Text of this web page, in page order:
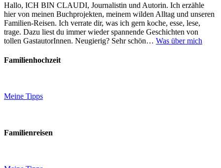
Hallo, ICH BIN CLAUDI, Journalistin und Autorin. Ich erzähle
hier von meinen Buchprojekten, meinem wilden Alltag und unseren
Familien-Reisen. Ich verrate dir, was ich gern koche, esse, lese,
trage. Dazu liest du immer wieder spannende Geschichten von
tollen GastautorInnen. Neugierig? Sehr schön… Was über mich
Familienhochzeit
Meine Tipps
Familienreisen